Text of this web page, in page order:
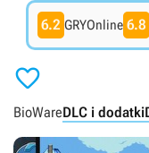
6.2 GRYOnline 6.8

BioWareDLC i dodatki